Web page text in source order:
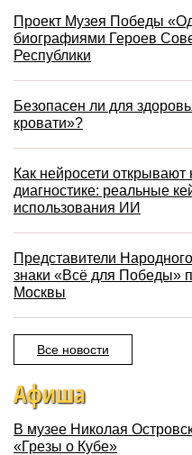
Проект Музея Победы
биографиями Героев
Республики
Безопасен ли для
кровати»?
Как нейросети
диагностике: реальные
использования ИИ
Представители
знаки «Всё для Победы»
Москвы
Все новости
Афиша
В музее Николая
«Грезы о Кубе»